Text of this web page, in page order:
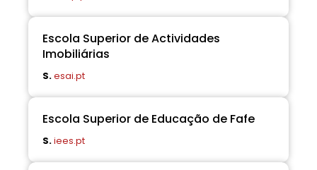
Escola Superior de Actividades
Imobiliárias
S.esai.pt
Escola Superior de Educação de Fafe
S.iees.pt